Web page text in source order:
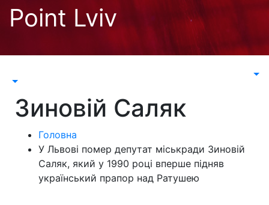
Перейти
Point Lviv
Зиновій Саляк
Головна
У Львові помер депутат міськради Зиновій
Саляк, який у 1990 році вперше підняв
український прапор над Ратушею